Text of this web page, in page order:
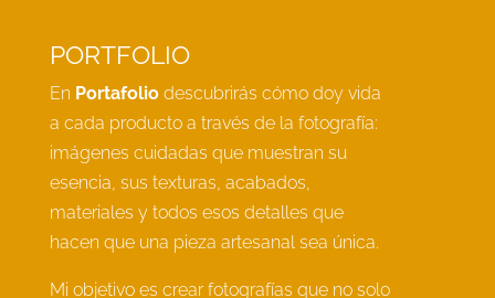
PORTFOLIO
En Portafoliodescubrirás cómo doy vida
a cada producto a través de la fotografía:
imágenes cuidadas que muestran su
esencia, sus texturas, acabados,
materiales y todos esos detalles que
hacen que una pieza artesanal sea única.
Mi objetivo es crear fotografías que no solo